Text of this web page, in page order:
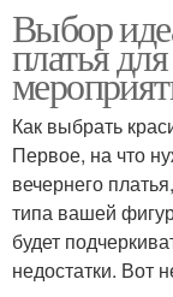
Выбор
платья
Как выбрать
Первое, на что
вечернего
типа вашей
будет
недостатки. Вот